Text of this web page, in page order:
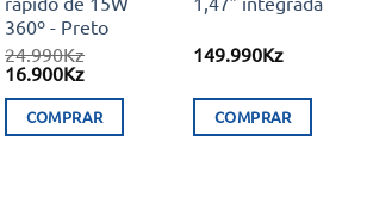
360º ​​- Preto
24.990Kz
O
original
era:
16.900KzO
atual
é:
COMPRAR
149.990Kz
COMPRAR